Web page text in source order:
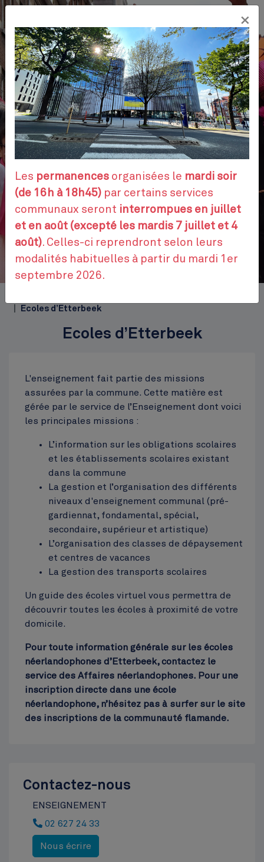
Aller
contenu
principal
Cinquantenaire
VOS DÉMARCHES
RENDEZ-VOUS
CONTACTEZ-NOUS
FR
Ecoles d’Etterbeek
Ecoles d’Etterbeek
L'enseignement fait partie des missions
assurées par la commune. Cette matière est
gérée par le service de l’Enseignement dont voici
les principales missions :
L’information sur les obligations scolaires
et les établissements scolaires existant
dans la commune
La gestion et l’organisation des différents
niveaux d'enseignement communal (pré-
gardiennat, fondamental, spécial,
secondaire, supérieur et artistique)
L’organisation des classes de dépaysement
et centres de vacances
La gestion des transports scolaires
Un guide des écoles virtuel vous permettra de
découvrir toutes les écoles à proximité de votre
domicile.
Pour toute information générale sur les écoles
néerlandophones d’Etterbeek, contactez le
service des Affaires néerlandophones. Pour une
inscription directe dans une école
néerlandophone, n’hésitez pas à surfer sur le site
des inscriptions de la communauté flamande.
Contactez-nous
ENSEIGNEMENT
02 627 24 33
Nous écrire
×
Les permanences organisées le mardi soir
(de 16h à 18h45) par certains services
communaux seront interrompues en juillet
et en août (excepté les mardis 7 juillet et 4
août). Celles-ci reprendront selon leurs
modalités habituelles à partir du mardi 1er
septembre 2026.